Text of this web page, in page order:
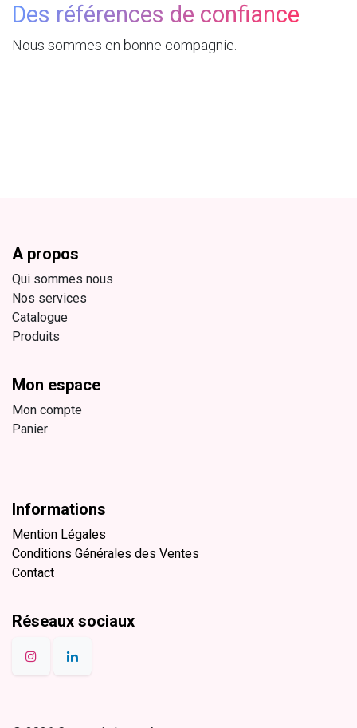
Des références de confiance
Nous sommes en bonne compagnie.
A propos
Qui sommes nous
Nos services
Catalogue
Produits
Mon espace
Mon compte
Panier
Informations
Mention Légales
Conditions Générales des Ventes
Contact
Réseaux sociaux